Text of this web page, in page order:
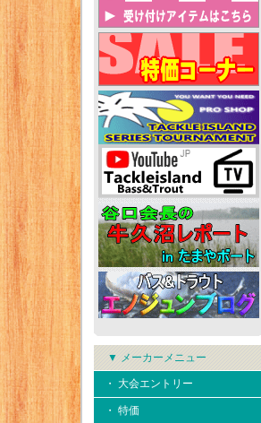
▼ メーカーメニュー
・ 大会エントリー
・ 特価